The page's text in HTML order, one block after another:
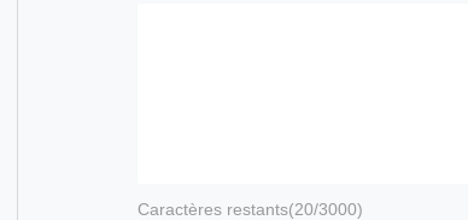
Caractères restants(20/3000)